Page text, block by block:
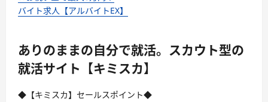
バイト求人【アルバイトEX】
ありのままの自分で就活。スカウト型の
就活サイト【キミスカ】
◆【キミスカ】セールスポイント◆